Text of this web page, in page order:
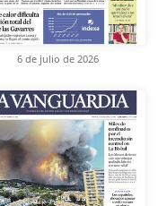
6 de julio de 2026